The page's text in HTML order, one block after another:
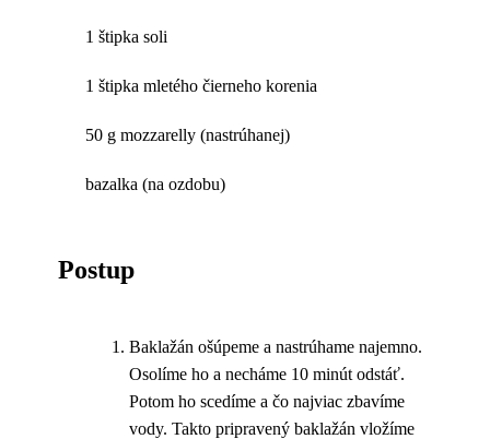
1 štipka soli
1 štipka mletého čierneho korenia
50 g mozzarelly (nastrúhanej)
bazalka (na ozdobu)
Postup
Baklažán ošúpeme a nastrúhame najemno.
Osolíme ho a necháme 10 minút odstáť.
Potom ho scedíme a čo najviac zbavíme
vody. Takto pripravený baklažán vložíme